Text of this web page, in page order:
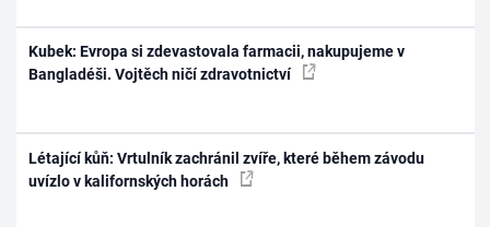
Kubek: Evropa si zdevastovala farmacii, nakupujeme v
Bangladéši. Vojtěch ničí zdravotnictví
Létající kůň: Vrtulník zachránil zvíře, které během závodu
uvízlo v kalifornských horách